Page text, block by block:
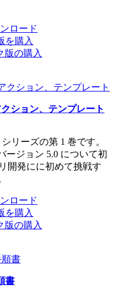
ロード
を購入
版の購入
ション、テンプレート
リーズの第 1 巻です。
ージョン 5.0 について初
開発にに初めて挑戦す
ロード
を購入
版の購入
書